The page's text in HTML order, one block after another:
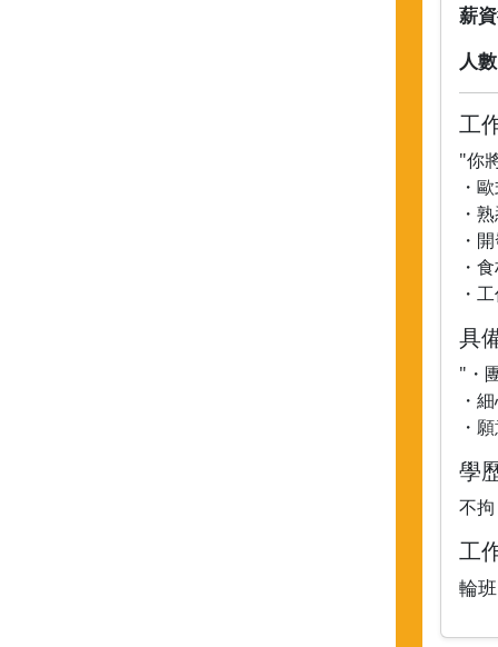
薪
人
工
"你
・
・
・
・
・
具
"・
・
・
學
不拘
工
輪